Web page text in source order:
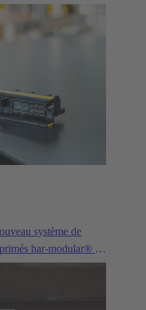
ascendante et
connecteurs DIN
de doter le système
système de
har-modular® de
milliard de